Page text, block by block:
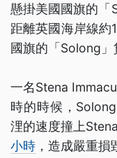
懸掛美國國旗的「
距離英國海岸線約
國旗的「Solong」
一名Stena
時的時候，
浬的速度撞上
小時 ，造成嚴重損